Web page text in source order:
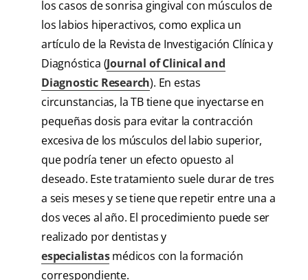
los casos de sonrisa gingival con músculos de
los labios hiperactivos, como explica un
artículo de la Revista de Investigación Clínica y
Diagnóstica (Journal of Clinical and
Diagnostic Research). En estas
circunstancias, la TB tiene que inyectarse en
pequeñas dosis para evitar la contracción
excesiva de los músculos del labio superior,
que podría tener un efecto opuesto al
deseado. Este tratamiento suele durar de tres
a seis meses y se tiene que repetir entre una a
dos veces al año. El procedimiento puede ser
realizado por dentistas y
especialistasmédicos con la formación
correspondiente.